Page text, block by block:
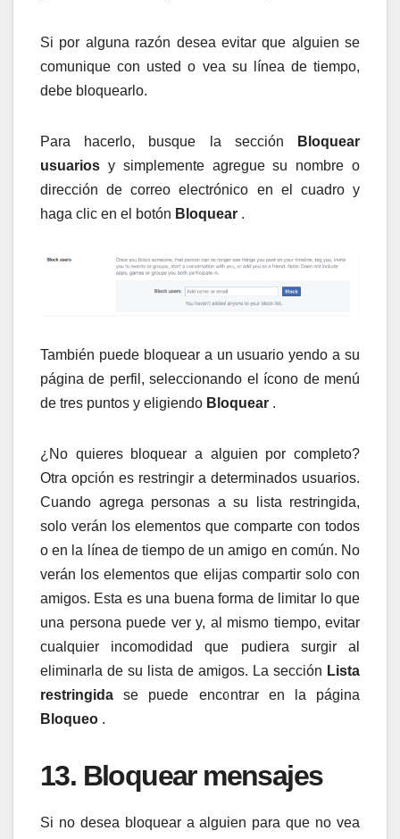
Si por alguna razón desea evitar que alguien se
comunique con usted o vea su línea de tiempo,
debe bloquearlo.
Para hacerlo, busque la sección
Bloquear
usuarios y simplemente agregue su nombre o
dirección de correo electrónico en el cuadro y
haga clic en el botón Bloquear .
También puede bloquear a un usuario yendo a su
página de perfil, seleccionando el ícono de menú
de tres puntos y eligiendo Bloquear .
¿No quieres bloquear a alguien por completo?
Otra opción es restringir a determinados usuarios.
Cuando agrega personas a su lista restringida,
solo verán los elementos que comparte con todos
o en la línea de tiempo de un amigo en común. No
verán los elementos que elijas compartir solo con
amigos. Esta es una buena forma de limitar lo que
una persona puede ver y, al mismo tiempo, evitar
cualquier incomodidad que pudiera surgir al
eliminarla de su lista de amigos. La sección Lista
restringida se puede encontrar en la página
Bloqueo .
13. Bloquear mensajes
Si no desea bloquear a alguien para que no vea